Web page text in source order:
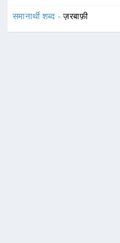
समानार्थी शब्द -ज़रबाफ़ी